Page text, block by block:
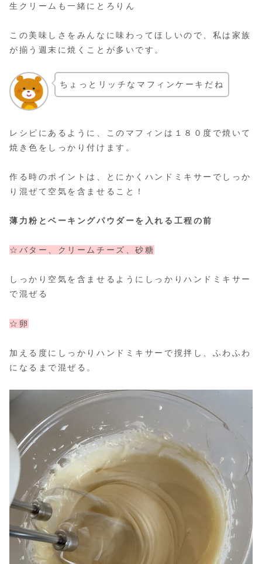
生クリームも一緒にとろりん
この美味しさをみんなに味わってほしいので、私は家族
が揃う週末に焼くことが多いです。
ちょっとリッチなマフィンケーキだね
レシピにあるように、このマフィンは１８０度で焼いて
焼き色をしっかり付けます。
作る時のポイントは、とにかくハンドミキサーでしっか
り混ぜて空気を含ませること！
薄力粉とベーキングパウダーを入れる工程の前
☆バター、クリームチーズ、砂糖
しっかり空気を含ませるようにしっかりハンドミキサー
で混ぜる
☆卵
加える度にしっかりハンドミキサーで撹拌し、ふわふわ
になるまで混ぜる。